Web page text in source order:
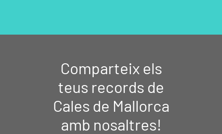
Comparteix els
teus records de
Cales de Mallorca
amb nosaltres!